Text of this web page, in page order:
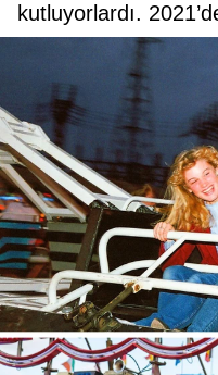
kutluyorlardı.